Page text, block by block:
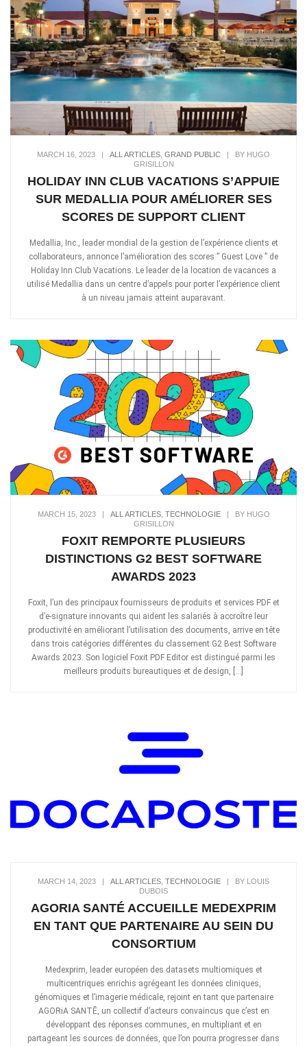
MARCH 16, 2023 | ALL ARTICLES GRAND PUBLIC | BY HUGO
GRISILLON
HOLIDAY INN CLUB VACATIONS S’APPUIE
SUR MEDALLIA POUR AMÉLIORER SES
SCORES DE SUPPORT CLIENT
Medallia, Inc., leader mondial de la gestion de l’expérience clients et
collaborateurs, annonce l’amélioration des scores ” Guest Love ” de
Holiday Inn Club Vacations. Le leader de la location de vacances a
utilisé Medallia dans un centre d’appels pour porter l’expérience client
à un niveau jamais atteint auparavant.
MARCH 15, 2023| ALL ARTICLES, TECHNOLOGIE|
BY HUGO
GRISILLON
FOXIT REMPORTE PLUSIEURS
DISTINCTIONS G2 BEST SOFTWARE
AWARDS 2023
Foxit, l’un des principaux fournisseurs de produits et services PDF et
d’e-signature innovants qui aident les salariés à accroître leur
productivité en améliorant l’utilisation des documents, arrive en tête
dans trois catégories différentes du classement G2 Best Software
Awards 2023. Son logiciel Foxit PDF Editor est distingué parmi les
meilleurs produits bureautiques et de design, […]
MARCH 14, 2023 ALL ARTICLES, TECHNOLOGIE
BY LOUIS
DUBOIS
AGORIA SANTÉ ACCUEILLE MEDEXPRIM
EN TANT QUE PARTENAIRE AU SEIN DU
CONSORTIUM
Medexprim, leader européen des datasets multiomiques et
multicentriques enrichis agrégeant les données cliniques,
génomiques et l’imagerie médicale, rejoint en tant que partenaire
AGORiA SANTĒ, un collectif d’acteurs convaincus que c’est en
développant des réponses communes, en multipliant et en
partageant les sources de données, que l’on pourra progresser dans